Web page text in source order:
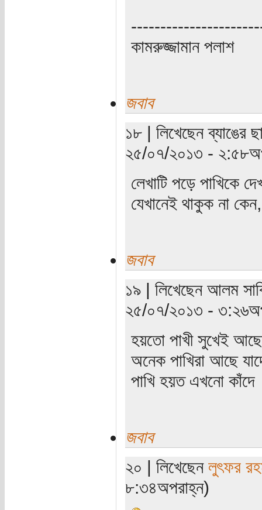
কামরুজ্জামান পলাশ
জবাব
১৮ | লিখেছেন ব্যাঙের
২৫/০৭/২০১৩ -
লেখাটি পড়ে পাখিকে
যেখানেই থাকুক না
জবাব
১৯ | লিখেছেন আলম
২৫/০৭/২০১৩ -
হয়তো পাখী সুখেই
অনেক পাখিরা আছে
পাখি হয়ত এখনো
জবাব
২০ | লিখেছেন লুৎফর
৮:৩৪অপরাহ্ন)